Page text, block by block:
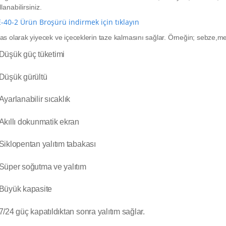
40-2 Ürün Broşürü indirmek için tıklayın
olarak yiyecek ve içeceklerin taze kalmasını sağlar. Örneğin;
güç tüketimi
gürültü
sıcaklık
dokunmatik ekran
yalıtım tabakası
soğutma ve yalıtım
kapasite
24 güç kapatıldıktan sonra yalıtım sağlar.
Enerjili Soğuk Hava Deposu 6cbm
t
142Lt Tekne-Yat/Karavan Buzdolabı &
Hacim, Cam Raflar, Hızlı Soğutma, Sessiz